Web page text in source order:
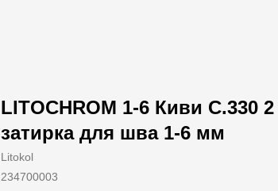
LITOCHROM 1-6 Киви C.330
затирка для шва 1-6 мм
Litokol
234700003